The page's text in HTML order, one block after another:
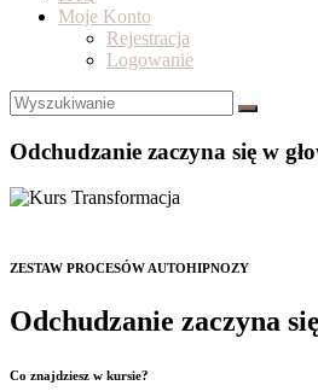
Moje Konto
Rejestracja
Logowanie
Odchudzanie zaczyna się w
ZESTAW PROCESÓW AUTOHIPNOZY
Odchudzanie zaczyna
Co znajdziesz w kursie?